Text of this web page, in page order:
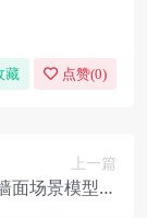
藏 点赞(0)
上一篇
面场景模型工